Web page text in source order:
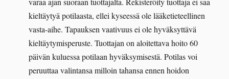
kieltäytyä potilaasta, ellei kyseessä ole lääketieteellinen
vasta-aihe. Tapauksen vaativuus ei ole hyväksyttävä
kieltäytymisperuste. Tuottajan on aloitettava hoito 60
päivän kuluessa potilaan hyväksymisestä. Potilas voi
peruuttaa valintansa milloin tahansa ennen hoidon